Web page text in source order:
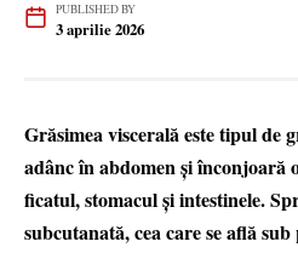
PUBLISHED BY
3 aprilie 2026
Grăsimea viscerală este tipul de
adânc în abdomen și înconjoară
ficatul, stomacul și intestinele.
subcutanată, cea care se află